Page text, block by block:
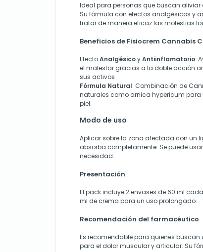
Ideal para personas que buscan
Su fórmula con efectos analgésicos y
tratar de manera eficaz las molestias
Beneficios de Fisiocrem Cannabis
EfectoAnalgésicoyAntiinflamatorio:
el malestar gracias a la doble acción
sus activos
Fórmula Natural: Combinación de
naturales como arnica hypericum
piel.
Modo de uso
Aplicar sobre la zona afectada con un
absorba completamente. Se puede
necesidad.
Presentación
El pack incluye 2 envases de 60 ml
ml de crema para un uso prolongado.
Recomendación del farmacéutico
Es recomendable para quienes
para el dolor muscular y articular. Su